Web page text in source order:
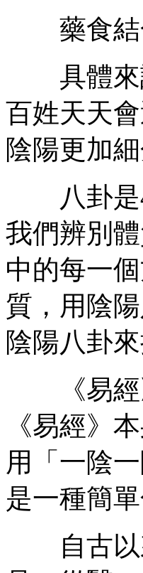
藥食結
具體來
百姓天天
陰陽更加
八卦是4
我們辨別
中的每一
質，用陰
陰陽八卦
《易經
《易經》
用「一陰
是一種簡單
自古以